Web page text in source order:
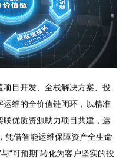
目开发、全栈解决方案、投
维的全价值链闭环，以精准
优质资源助力项目共建，运
凭借智能运维保障资产全生命
“可预期”转化为客户坚实的投